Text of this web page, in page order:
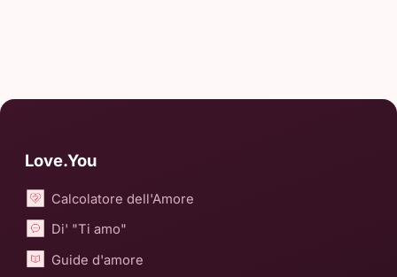
Love.You
Calcolatore dell'Amore
Di' "Ti amo"
Guide d'amore